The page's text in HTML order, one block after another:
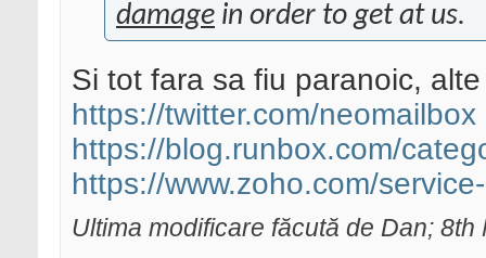
damage in order to get at us.
Si tot fara sa fiu paranoic,
https://twitter.com/neomailbox
https://blog.runbox.com/
https://www.zoho.com/
Ultima modificare făcută de Dan;